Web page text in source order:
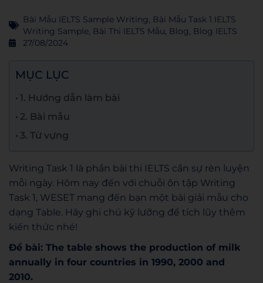
Bài Mẫu IELTS Sample Writing, Bài Mẫu Task 1 IELTS
Writing Sample, Bài Thi IELTS Mẫu, Blog, Blog IELTS
27/08/2024
MỤC LỤC
1. Hướng dẫn làm bài
2. Bài mẫu
3. Từ vựng
Writing Task 1 là phần bài thi IELTS cần sự rèn luyện
mỗi ngày. Hôm nay đến với chuỗi ôn tập Writing
Task 1, WESET mang đến bạn một bài giải mẫu cho
dạng Table. Hãy ghi chú kỹ lưỡng để tích lũy thêm
kiến thức nhé!
Đề bài: The table shows the production of milk
annually in four countries in 1990, 2000 and
2010.